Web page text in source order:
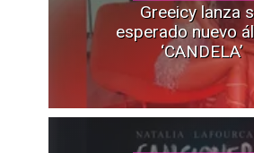
Greeicy lanza
esperado nuevo
‘CANDELA’